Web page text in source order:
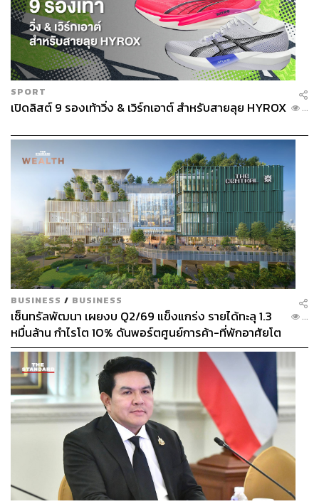
SPORT
เปิดลิสต์ 9 รองเท้าวิ่ง & เวิร์กเอาต์ สำหรับสายลุย HYROX ...
BUSINESS / BUSINESS
เซ็นทรัลพัฒนา เผยงบ Q2/69 แข็งแกร่ง รายได้ทะลุ 1.3
หมื่นล้าน กำไรโต 10% ดันพอร์ตศูนย์การค้า-ที่พักอาศัยโต
ยกแผง
...